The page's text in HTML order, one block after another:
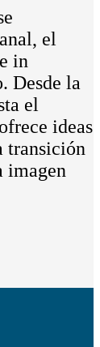
el
in
Desde la
el
ideas
transición
imagen